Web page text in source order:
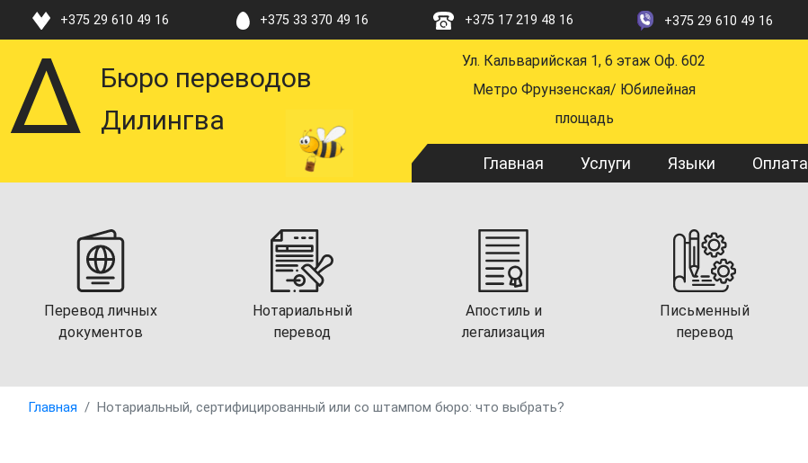
Перейти
основному
содержанию
+375 29 610 49 16 +375 33 370 49 16 +375 17 219 48 16 +375 29 610 49 16
Бюро переводов
Дилингва
Ул. Кальварийская 1, 6 этаж Оф. 602
Метро Фрунзенская/ Юбилейная
площадь
Main
Главная Услуги Языки Оплата
Перевод личных
документов
Нотариальный
перевод
Апостиль и
легализация
Письменный
перевод
Главная Нотариальный, сертифицированный или со штампом бюро: что выбрать?